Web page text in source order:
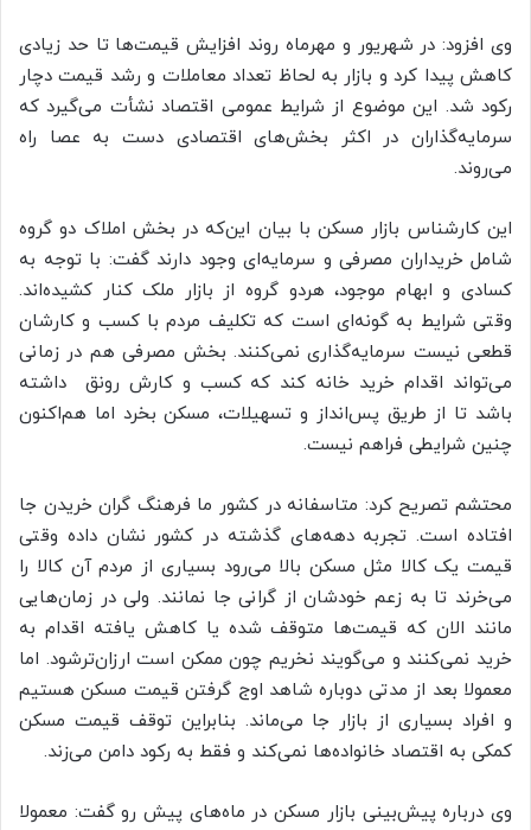
وی افزود: در شهریور و مهرماه روند افزایش قیمت‌ها تا حد زیادی
کاهش پیدا کرد و بازار به لحاظ تعداد معاملات و رشد قیمت دچار
رکود شد. این موضوع از شرایط عمومی اقتصاد نشأت می‌گیرد که
سرمایه‌گذاران در اکثر بخش‌های اقتصادی دست به عصا راه
می‌روند.
این کارشناس بازار مسکن با بیان این‌که در بخش املاک دو گروه
شامل خریداران مصرفی و سرمایه‌ای وجود دارند گفت: با توجه به
کسادی و ابهام موجود، هردو گروه از بازار ملک کنار کشیده‌اند.
وقتی شرایط به گونه‌ای است که تکلیف مردم با کسب و کارشان
قطعی نیست سرمایه‌گذاری نمی‌کنند. بخش مصرفی هم در زمانی
می‌تواند اقدام خرید خانه کند که کسب و کارش رونق داشته
باشد تا از طریق پس‌انداز و تسهیلات، مسکن بخرد اما هم‌اکنون
چنین شرایطی فراهم نیست.
محتشم تصریح کرد: متاسفانه در کشور ما فرهنگ گران خریدن جا
افتاده است. تجربه دهه‌های گذشته در کشور نشان داده وقتی
قیمت یک کالا مثل مسکن بالا می‌رود بسیاری از مردم آن کالا را
می‌خرند تا به زعم خودشان از گرانی جا نمانند. ولی در زمان‌هایی
مانند الان که قیمت‌ها متوقف شده یا کاهش یافته اقدام به
خرید نمی‌کنند و می‌گویند نخریم چون ممکن است ارزان‌ترشود. اما
معمولا بعد از مدتی دوباره شاهد اوج گرفتن قیمت مسکن هستیم
و افراد بسیاری از بازار جا می‌ماند. بنابراین توقف قیمت مسکن
کمکی به اقتصاد خانواده‌ها نمی‌کند و فقط به رکود دامن می‌زند.
وی درباره پیش‌بینی بازار مسکن در ماه‌های پیش رو گفت: معمولا